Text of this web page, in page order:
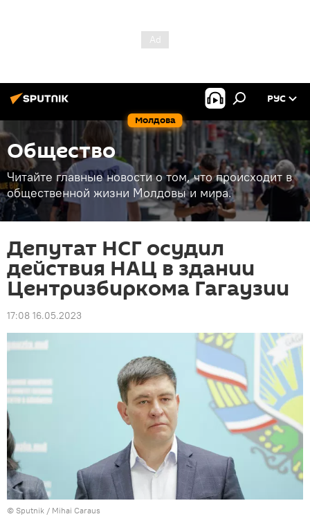
Молдова
РУС
Общество
Читайте главные новости о том, что происходит в
общественной жизни Молдовы и мира.
Депутат НСГ осудил
действия НАЦ в здании
Центризбиркома Гагаузии
17:08 16.05.2023
© Sputnik / Mihai Caraus